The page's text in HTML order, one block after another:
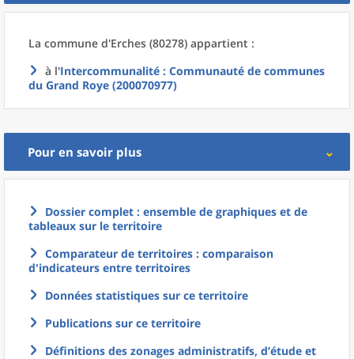
La commune d'Erches (80278) appartient :
à l'Intercommunalité : Communauté de communes
du Grand Roye (200070977)
Pour en savoir plus
Dossier complet : ensemble de graphiques et de
tableaux sur le territoire
Comparateur de territoires : comparaison
d'indicateurs entre territoires
Données statistiques sur ce territoire
Publications sur ce territoire
Définitions des zonages administratifs, d’étude et